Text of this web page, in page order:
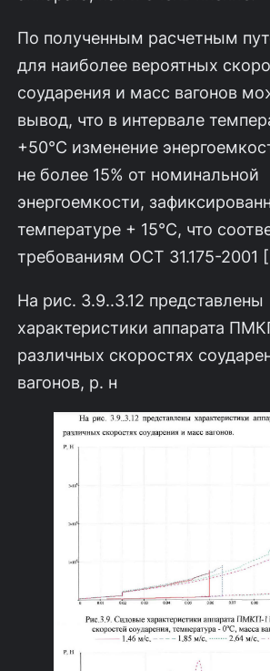
По полученным расчетным
для наиболее вероятных
соударения и масс вагонов
вывод, что в интервале
+50°С изменение
не более 15% от номи­нальной
энергоемкости,
температуре + 15°С, что
требованиям ОСТ 31.175-2001
На рис. 3.9..3.12 представлены
характеристики аппарата
различных скоростях
вагонов, р. н